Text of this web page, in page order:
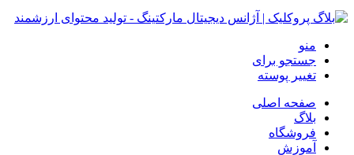
منو
جستجو برای
تغییر پوسته
صفحه اصلی
بلاگ
فروشگاه
آموزش